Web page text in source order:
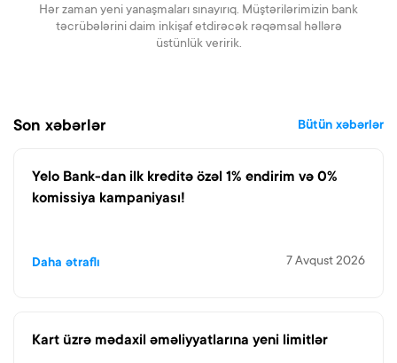
Hər zaman yeni yanaşmaları sınayırıq. Müştərilərimizin bank
təcrübələrini daim inkişaf etdirəcək rəqəmsal həllərə
üstünlük veririk.
Son xəbərlər Bütün xəbərlər
Yelo Bank-dan ilk kreditə özəl 1% endirim və 0%
komissiya kampaniyası!
Daha ətraflı 7 Avqust 2026
Kart üzrə mədaxil əməliyyatlarına yeni limitlər